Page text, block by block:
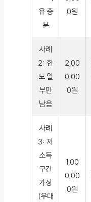
유 충
분
0원
사례
2: 한
도 일
부만
남음
2,00
0,00
0원
사례
3: 저
소득
구간
가정
(우대
1,00
0,00
0원